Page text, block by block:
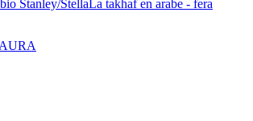
Stanley/StellaLa takhaf en arabe - fera